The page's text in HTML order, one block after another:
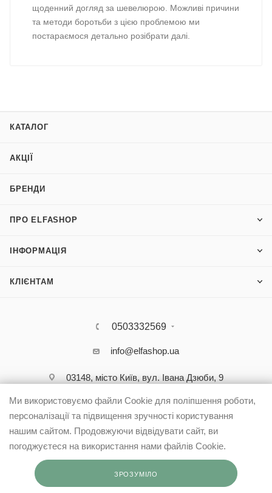
щоденний догляд за шевелюрою. Можливі причини
та методи боротьби з цією проблемою ми
постараємося детально розібрати далі.
КАТАЛОГ
АКЦІЇ
БРЕНДИ
ПРО ELFASHOP
ІНФОРМАЦІЯ
КЛІЄНТАМ
0503332569
info@elfashop.ua
03148, місто Київ, вул. Івана Дзюби, 9
Ми використовуємо файли Cookie для поліпшення роботи,
персоналізації та підвищення зручності користування
нашим сайтом. Продовжуючи відвідувати сайт, ви
погоджуєтеся на використання нами файлів Cookie.
ЗРОЗУМІЛО